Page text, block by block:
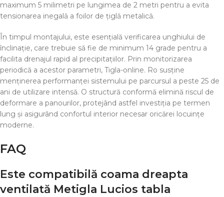
maximum 5 milimetri pe lungimea de 2 metri pentru a evita
tensionarea inegală a foilor de țiglă metalică.
În timpul montajului, este esențială verificarea unghiului de
înclinație, care trebuie să fie de minimum 14 grade pentru a
facilita drenajul rapid al precipitațiilor. Prin monitorizarea
periodică a acestor parametri, Tigla-online. Ro susține
menținerea performanței sistemului pe parcursul a peste 25 de
ani de utilizare intensă. O structură conformă elimină riscul de
deformare a panourilor, protejând astfel investiția pe termen
lung și asigurând confortul interior necesar oricărei locuințe
moderne.
FAQ
Este compatibilă coama dreapta
ventilată Metigla Lucios tabla